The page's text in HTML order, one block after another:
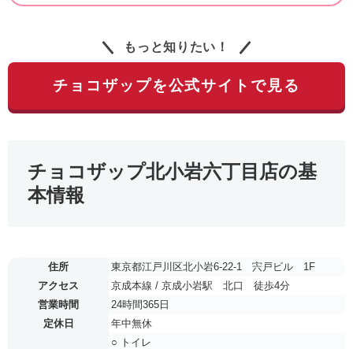
もっと知りたい！
チョコザップを公式サイトで見る
チョコザップ北小岩六丁目店の基
本情報
住所
東京都江戸川区北小岩6-22-1 宍戸ビル 1F
アクセス
京成本線 / 京成小岩駅 北口 徒歩4分
営業時間
24時間365日
定休日
年中無休
○ トイレ